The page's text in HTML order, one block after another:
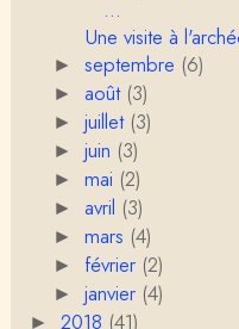
Anonymous
Je pense que VB
disparition du
Sylvain Lejeune
Bonjour, j'ai
France très
Christophe
Lis cela
asses.net/2018/
...
Une visite à
►septembre (6)
►août (3)
►juillet (3)
►juin (3)
►mai (2)
►avril (3)
►mars (4)
► février (2)
►janvier (4)
► 2018 (41)